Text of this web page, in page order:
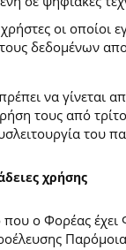
οι
δεδομένων
να γίνεται
τους από
του
χρήσης
ο Φορέας έχει
Παρόμοια